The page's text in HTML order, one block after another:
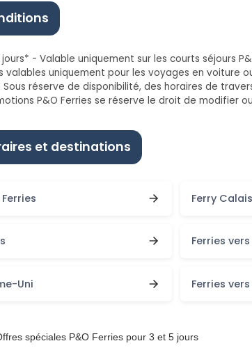
- Valable uniquement sur les courts séjours
valables uniquement pour les voyages en voiture
réserve de disponibilité, des horaires de
P&O Ferries se réserve le droit de modifier
et destinations
Ferry
Ferries
Uni Ferries
spéciales P&O Ferries pour 3 et 5 jours